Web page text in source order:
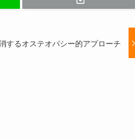
するオステオパシー的アプローチ